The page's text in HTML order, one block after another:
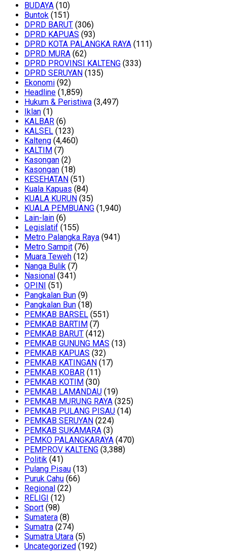
BUDAYA (10)
Buntok (151)
DPRD BARUT (306)
DPRD KAPUAS (93)
DPRD KOTA PALANGKA RAYA (111)
DPRD MURA (62)
DPRD PROVINSI KALTENG (333)
DPRD SERUYAN (135)
Ekonomi (92)
Headline (1,859)
Hukum & Peristiwa (3,497)
Iklan (1)
KALBAR (6)
KALSEL (123)
Kalteng (4,460)
KALTIM (7)
Kasongan (2)
Kasongan (18)
KESEHATAN (51)
Kuala Kapuas (84)
KUALA KURUN (35)
KUALA PEMBUANG (1,940)
Lain-lain (6)
Legislatif (155)
Metro Palangka Raya (941)
Metro Sampit (76)
Muara Teweh (12)
Nanga Bulik (7)
Nasional (341)
OPINI (51)
Pangkalan Bun (9)
Pangkalan Bun (18)
PEMKAB BARSEL (551)
PEMKAB BARTIM (7)
PEMKAB BARUT (412)
PEMKAB GUNUNG MAS (13)
PEMKAB KAPUAS (32)
PEMKAB KATINGAN (17)
PEMKAB KOBAR (11)
PEMKAB KOTIM (30)
PEMKAB LAMANDAU (19)
PEMKAB MURUNG RAYA (325)
PEMKAB PULANG PISAU (14)
PEMKAB SERUYAN (224)
PEMKAB SUKAMARA (3)
PEMKO PALANGKARAYA (470)
PEMPROV KALTENG (3,388)
Politik (41)
Pulang Pisau (13)
Puruk Cahu (66)
Regional (22)
RELIGI (12)
Sport (98)
Sumatera (8)
Sumatra (274)
Sumatra Utara (5)
Uncategorized (192)